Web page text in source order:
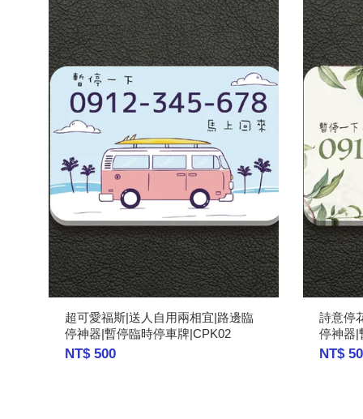
超可愛福斯|送人自用兩相宜|路邊臨
停神器|暫停臨時停車牌|CPK02
NT$ 500
詩意停
停神器|
NT$